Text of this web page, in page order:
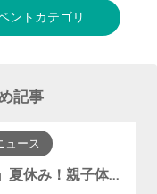
る
ントカテゴリ
記事
ュース
『絵巻寿司』夏休み！親子体験教室